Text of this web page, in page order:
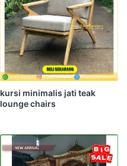
kursi minimalis jati teak
lounge chairs